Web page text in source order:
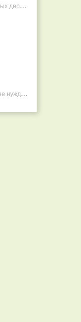
Товарищи, это РАЗВОД! Почему малиновых деревьев не бывает, или Как ушлые продавцы наживаются на мечтах садоводов
Горжусь тем, что моя семья круглый год не нуждается в покупных витаминах